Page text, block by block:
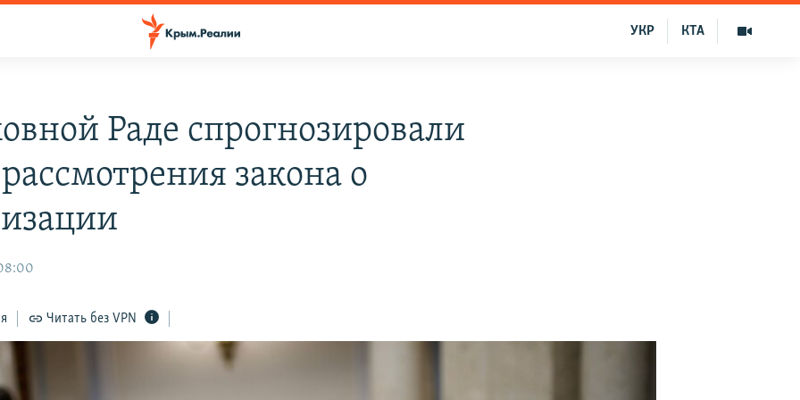
КТА
УКР
Раде спрогнозировали
закона о
Читать без VPN